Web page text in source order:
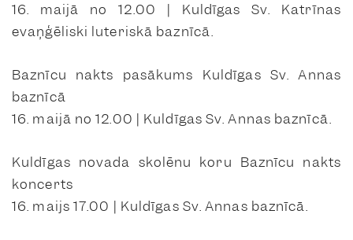
16. maijā no 12.00 | Kuldīgas Sv. Katrīnas
evaņģēliski luteriskā baznīcā.
Baznīcu nakts pasākums Kuldīgas Sv. Annas
baznīcā
16. maijā no 12.00 | Kuldīgas Sv. Annas baznīcā.
Kuldīgas novada skolēnu koru Baznīcu nakts
koncerts
16. maijs 17.00 | Kuldīgas Sv. Annas baznīcā.